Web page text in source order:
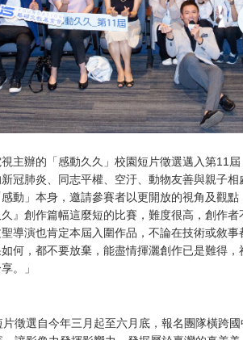
主辦的「感動久久」校園短片徵選邁入第11
冠肺炎、同志平權、空汙、動物友善與親子
動」本身，邀請參賽者以更開放的視角及觀
』創作篇幅這麼短的比賽，難度很高，創作
導演也肯定本屆入圍作品，不論在技術或敘
何，都不要放棄，能盡情揮灑創作已是難得
。」
徵選自今年三月起至六月底，報名團隊橫跨